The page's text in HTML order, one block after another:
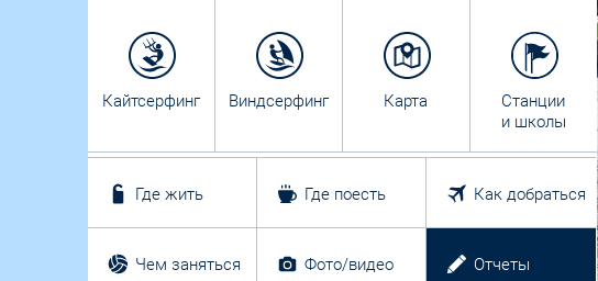
Кайтсерфинг Виндсерфинг Карта
Станции
и школы
Где жить Где поесть Как добраться
Чем заняться Фото/видео Отчеты